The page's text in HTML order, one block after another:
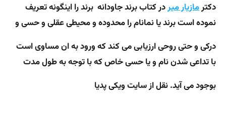
دکترمازیار میردر کتاب برند جاودانه برند را اینگونه تعریف
نموده است برند یا نمانام را محدوده و محیطی عقلی و حسی و
درکی و حتی روحی ارزیابیمی کند که ورود به ان مساوی است
با تداعی شدن نام و یا حسی خاص که با توجه به طول مدت
بوجود می آید. نقل از سایت ویکی پدیا